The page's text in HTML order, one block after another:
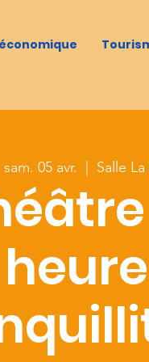
sam. 05 avr. Salle